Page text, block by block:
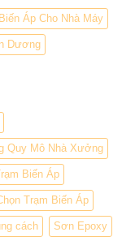
Áp Cho Nhà Máy
Dương
Quy Mô Nhà Xưởng
Biến Áp
Trạm Biến Áp
cách Sơn Epoxy